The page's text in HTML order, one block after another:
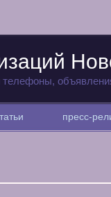
телефоны,
пресс-